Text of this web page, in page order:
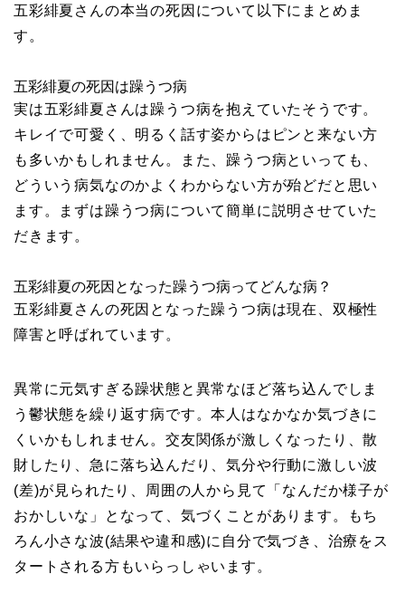
五彩緋夏さんの本当の死因について以下にまとめま
す。
五彩緋夏の死因は躁うつ病
実は五彩緋夏さんは躁うつ病を抱えていたそうです。
キレイで可愛く、明るく話す姿からはピンと来ない方
も多いかもしれません。また、躁うつ病といっても、
どういう病気なのかよくわからない方が殆どだと思い
ます。まずは躁うつ病について簡単に説明させていた
だきます。
五彩緋夏の死因となった躁うつ病ってどんな病？
五彩緋夏さんの死因となった躁うつ病は現在、双極性
障害と呼ばれています。
異常に元気すぎる躁状態と異常なほど落ち込んでしま
う鬱状態を繰り返す病です。本人はなかなか気づきに
くいかもしれません。交友関係が激しくなったり、散
財したり、急に落ち込んだり、気分や行動に激しい波
(差)が見られたり、周囲の人から見て「なんだか様子が
おかしいな」となって、気づくことがあります。もち
ろん小さな波(結果や違和感)に自分で気づき、治療をス
タートされる方もいらっしゃいます。